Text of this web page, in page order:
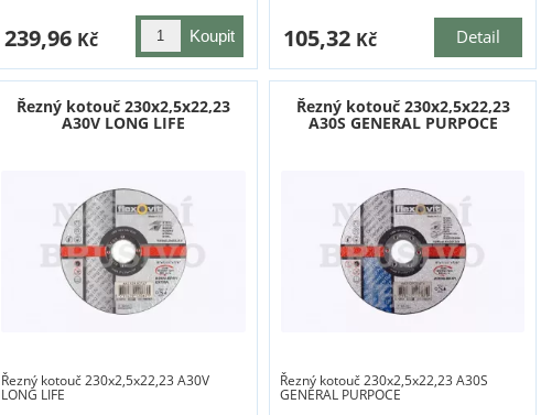
239,96 Kč Detail
105,32 Kč
Řezný kotouč 230x2,5x22,23
A30V LONG LIFE
Řezný kotouč 230x2,5x22,23 A30V
LONG LIFE
Řezný kotouč 230x2,5x22,23
A30S GENERAL PURPOCE
Řezný kotouč 230x2,5x22,23 A30S
GENERAL PURPOCE